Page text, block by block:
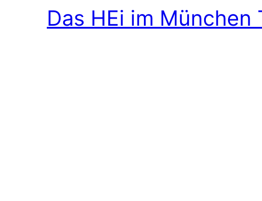
Das HEi im München